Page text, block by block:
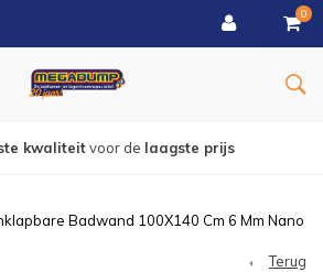
0
bezorgd vanaf € 150
Badwand 100X140 Cm 6 Mm Nano
Terug